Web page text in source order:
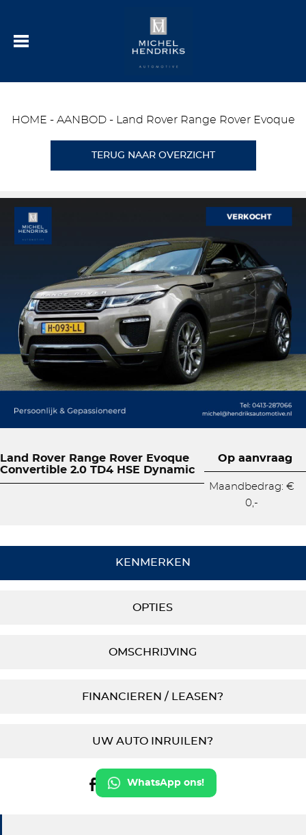
HOME - AANBOD- Land Rover Range Rover Evoque
TERUG NAAR OVERZICHT
Land Rover Range Rover Evoque
Convertible 2.0 TD4 HSE Dynamic
Op aanvraag
Maandbedrag: €
0,-
KENMERKEN
OPTIES
OMSCHRIJVING
FINANCIEREN / LEASEN?
UW AUTO INRUILEN?
WhatsApp ons!